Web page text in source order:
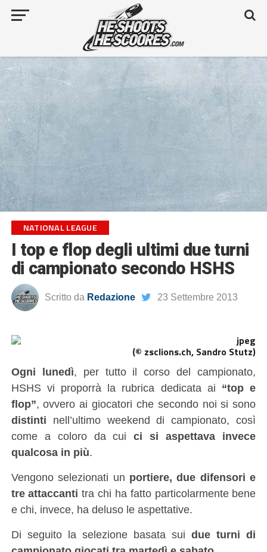
NATIONAL LEAGUE
I top e flop degli ultimi due turni
di campionato secondo HSHS
Scritto da Redazione 23 Settembre 2013
(© zsclions.ch, Sandro Stutz)
Ogni lunedì, per tutto il corso del campionato,
HSHS vi proporrà la rubrica dedicata ai “top e
flop”, ovvero ai giocatori che secondo noi si sono
distinti nell’ultimo weekend di campionato, così
come a coloro da cuici si aspettava invece
qualcosa in più.
Vengono selezionati un portiere, due difensori e
tre attaccanti tra chi ha fatto particolarmente bene
e chi, invece, ha deluso le aspettative.
Di seguito la selezione basata suidue turni di